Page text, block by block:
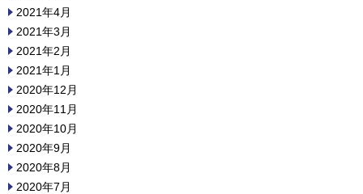
2021年4月
2021年3月
2021年2月
2021年1月
2020年12月
2020年11月
2020年10月
2020年9月
2020年8月
2020年7月